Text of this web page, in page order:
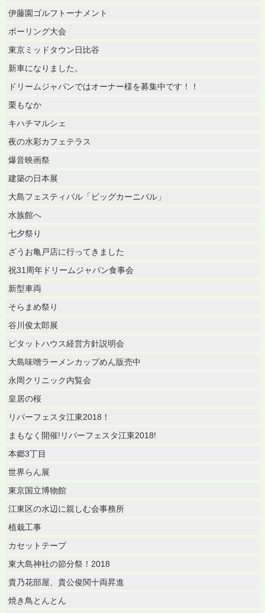
伊藤園ゴルフトーナメント
ボーリング大会
東京ミッドタウン日比谷
新車になりました。
ドリームジャパンではオーナー様を募集中です！！
栗もなか
キハチマルシェ
夜の水彩カフェテラス
爆音映画祭
建築の日本展
大島フェスティバル「ビッグカーニバル」
水族館へ
七夕祭り
ざうお亀戸店に行ってきました
祝31周年ドリームジャパン食事会
新型車両
そらまめ祭り
谷川俊太郎展
ピタットハウス経営方針説明会
大島味噌ラーメンカップめん販売中
永岡クリニック内覧会
皇居の桜
リバーフェスタ江東2018！
まもなく開催!リバーフェスタ江東2018!
本郷3丁目
世界らん展
東京国立博物館
江東区の水辺に親しむ会事務所
植栽工事
カセットテープ
東大島神社の節分祭！2018
貴乃花部屋、貴公俊関十両昇進
焼き鳥とんとん